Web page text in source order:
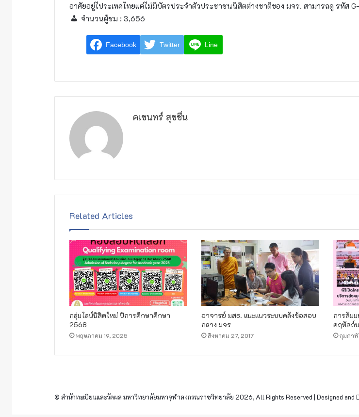
อาศัยอยู่ไประเทศไทยแต่ไม่มีบัตรประจำตัวประชาชนนิสิตต่างชาติของ มจร. สามารถดู รหัส
จำนวนผู้ชม : 3,656
Facebook Twitter Line
คเชนทร์ สุขชื่น
Related Articles
กลุ่มไลน์นิสิตใหม่ ปีการศึกษาศึกษา
2568
พฤษภาคม 19, 2025
อาจารย์ มสธ. แนะแนวระบบคลังข้อสอบ
กลาง มจร
สิงหาคม 27, 2017
การสัม
คฤหัสถ์
กุมภา
© สำนักทะเบียนและวัดผล มหาวิทยาลัยมหาจุฬาลงกรณราชวิทยาลัย 2026, All Rights Reserved | Designed and